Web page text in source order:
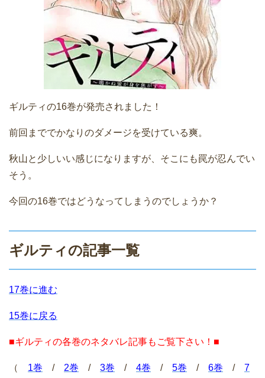
ギルティの16巻が発売されました！
前回まででかなりのダメージを受けている爽。
秋山と少しいい感じになりますが、そこにも罠が忍んでい
そう。
今回の16巻ではどうなってしまうのでしょうか？
ギルティの記事一覧
17巻に進む
15巻に戻る
■ギルティの各巻のネタバレ記事もご覧下さい！■
（ 1巻 / 2巻 / 3巻 / 4巻 / 5巻 / 6巻 / 7